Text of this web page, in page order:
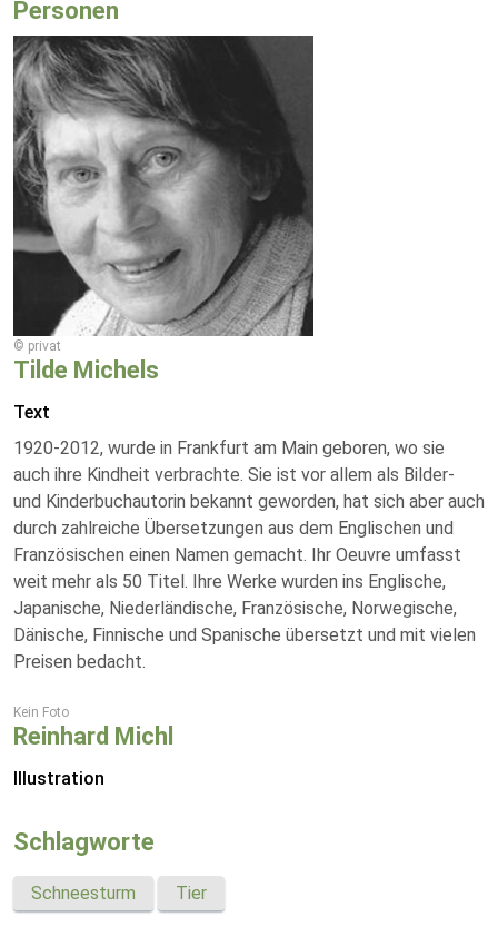
Personen
© privat
Tilde Michels
Text
1920-2012, wurde in Frankfurt am Main geboren, wo sie
auch ihre Kindheit verbrachte. Sie ist vor allem als Bilder-
und Kinderbuchautorin bekannt geworden, hat sich aber auch
durch zahlreiche Übersetzungen aus dem Englischen und
Französischen einen Namen gemacht. Ihr Oeuvre umfasst
weit mehr als 50 Titel. Ihre Werke wurden ins Englische,
Japanische, Niederländische, Französische, Norwegische,
Dänische, Finnische und Spanische übersetzt und mit vielen
Preisen bedacht.
Kein Foto
Reinhard Michl
Illustration
Schlagworte
Schneesturm Tier